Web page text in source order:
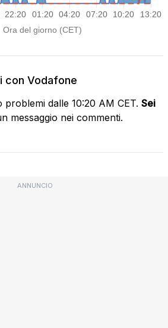
con Vodafone
dalle 10:20 AM CET. Sei
messaggio nei commenti.
ANNUNCIO